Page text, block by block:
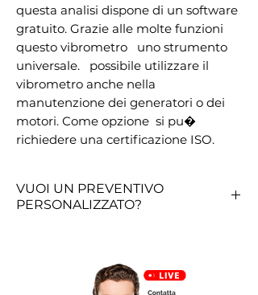
questa analisi dispone di un software
gratuito. Grazie alle molte funzioni
questo vibrometro   uno strumento
universale.   possibile utilizzare il
vibrometro anche nella
manutenzione dei generatori o dei
motori. Come opzione  si pu�
richiedere una certificazione ISO.
VUOI UN PREVENTIVO
PERSONALIZZATO?